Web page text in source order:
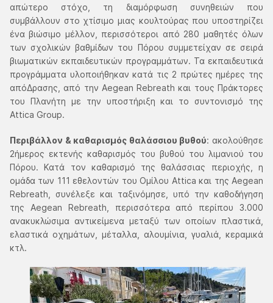
απώτερο στόχο, τη διαμόρφωση συνηθειών που
συμβάλλουν στο χτίσιμο μιας κουλτούρας που υποστηρίζει
ένα βιώσιμο μέλλον, περισσότεροι από 280 μαθητές όλων
των σχολικών βαθμίδων του Πόρου συμμετείχαν σε σειρά
βιωματικών εκπαιδευτικών προγραμμάτων. Τα εκπαιδευτικά
προγράμματα υλοποιήθηκαν κατά τις 2 πρώτες ημέρες της
απόΔρασης, από την Aegean Rebreath και τους Πράκτορες
του Πλανήτη με την υποστήριξη και το συντονισμό της
Αttica Group.
Περιβάλλον & καθαρισμός θαλάσσιου βυθού: ακολούθησε
2ήμερος εκτενής καθαρισμός του βυθού του λιμανιού του
Πόρου. Κατά τον καθαρισμό της θαλάσσιας περιοχής, η
ομάδα των 111 εθελοντών του Ομίλου Attica και της Aegean
Rebreath, συνέλεξε και ταξινόμησε, υπό την καθοδήγηση
της Aegean Rebreath, περισσότερα από περίπου 3.000
ανακυκλώσιμα αντικείμενα μεταξύ των οποίων πλαστικά,
ελαστικά οχημάτων, μέταλλα, αλουμίνια, γυαλιά, κεραμικά
κτλ.